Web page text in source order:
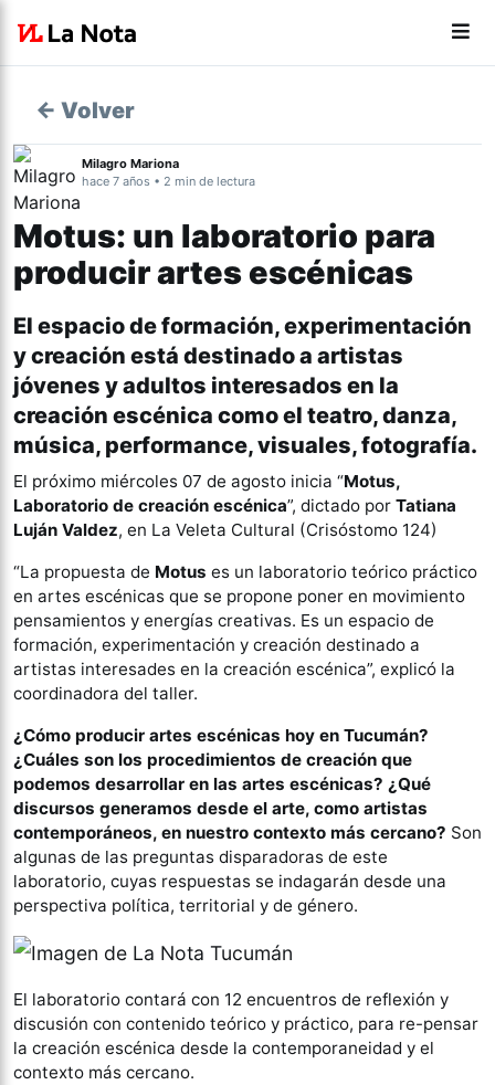
← Volver
Milagro Mariona
hace 7 años • 2 min de lectura
Motus: un laboratorio para
producir artes escénicas
El espacio de formación, experimentación
y creación está destinado a artistas
jóvenes y adultos interesados en la
creación escénica como el teatro, danza,
música, performance, visuales, fotografía.
El próximo miércoles 07 de agosto inicia “Motus,
Laboratorio de creación escénica”, dictado por Tatiana
Luján Valdez, en La Veleta Cultural (Crisóstomo 124)
“La propuesta de Motus es un laboratorio teórico práctico
en artes escénicas que se propone poner en movimiento
pensamientos y energías creativas. Es un espacio de
formación, experimentación y creación destinado a
artistas interesades en la creación escénica”, explicó la
coordinadora del taller.
¿Cómo producir artes escénicas hoy en Tucumán?
¿Cuáles son los procedimientos de creación que
podemos desarrollar en las artes escénicas? ¿Qué
discursos generamos desde el arte, como artistas
contemporáneos, en nuestro contexto más cercano? Son
algunas de las preguntas disparadoras de este
laboratorio, cuyas respuestas se indagarán desde una
perspectiva política, territorial y de género.
El laboratorio contará con 12 encuentros de reflexión y
discusión con contenido teórico y práctico, para re-pensar
la creación escénica desde la contemporaneidad y el
contexto más cercano.